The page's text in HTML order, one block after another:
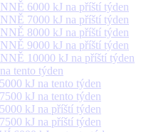
6000 kJ na příští týden
7000 kJ na příští týden
8000 kJ na příští týden
9000 kJ na příští týden
10000 kJ na příští týden
tento týden
kJ na tento týden
kJ na tento týden
kJ na příští týden
kJ na příští týden